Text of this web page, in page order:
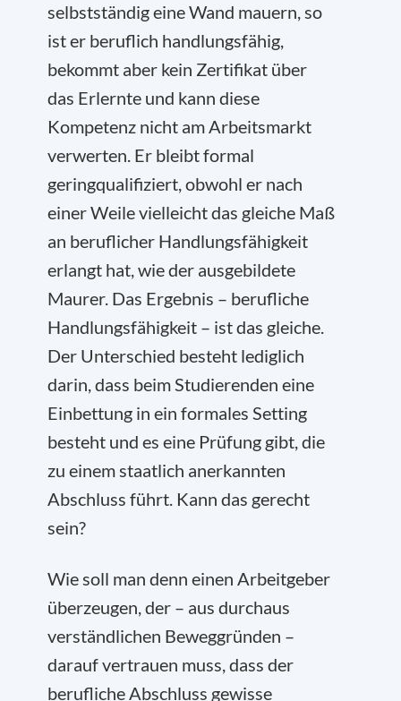
selbstständig eine Wand mauern, so
ist er beruflich handlungsfähig,
bekommt aber kein Zertifikat über
das Erlernte und kann diese
Kompetenz nicht am Arbeitsmarkt
verwerten. Er bleibt formal
geringqualifiziert, obwohl er nach
einer Weile vielleicht das gleiche Maß
an beruflicher Handlungsfähigkeit
erlangt hat, wie der ausgebildete
Maurer. Das Ergebnis – berufliche
Handlungsfähigkeit – ist das gleiche.
Der Unterschied besteht lediglich
darin, dass beim Studierenden eine
Einbettung in ein formales Setting
besteht und es eine Prüfung gibt, die
zu einem staatlich anerkannten
Abschluss führt. Kann das gerecht
sein?
Wie soll man denn einen Arbeitgeber
überzeugen, der – aus durchaus
verständlichen Beweggründen –
darauf vertrauen muss, dass der
berufliche Abschluss gewisse